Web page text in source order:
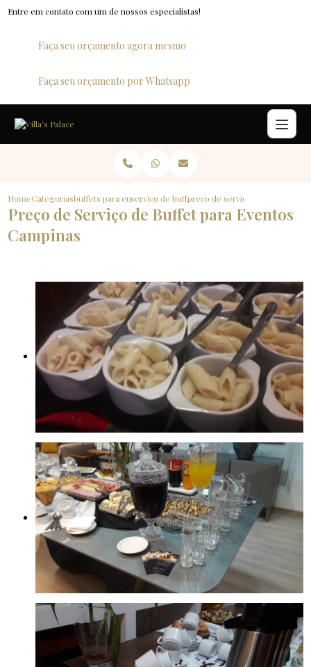
Entre em contato com um de nossos especialistas!
Faça seu orçamento agora mesmo
Faça seu orçamento por Whatsapp
HomeCategoriasbuffets para empresasservico de buffet para eventospreco de servico de buffet para
Preço de Serviço de Buffet para Eventos
Campinas